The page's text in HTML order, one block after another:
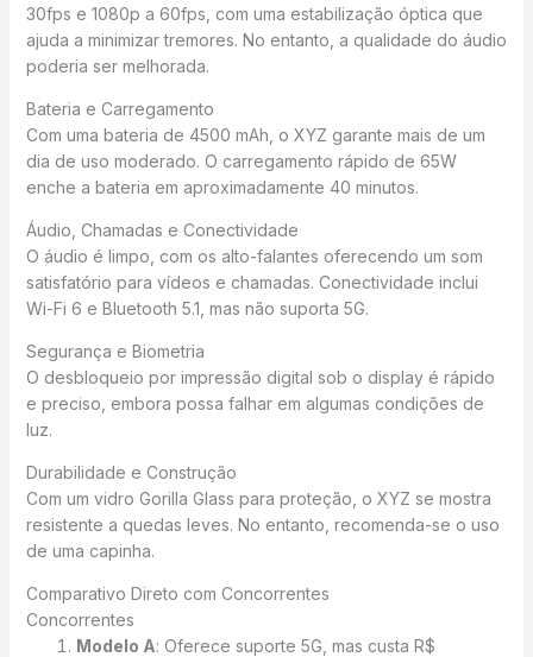
30fps e 1080p a 60fps, com uma estabilização óptica que
ajuda a minimizar tremores. No entanto, a qualidade do áudio
poderia ser melhorada.
Bateria e Carregamento
Com uma bateria de 4500 mAh, o XYZ garante mais de um
dia de uso moderado. O carregamento rápido de 65W
enche a bateria em aproximadamente 40 minutos.
Áudio, Chamadas e Conectividade
O áudio é limpo, com os alto-falantes oferecendo um som
satisfatório para vídeos e chamadas. Conectividade inclui
Wi-Fi 6 e Bluetooth 5.1, mas não suporta 5G.
Segurança e Biometria
O desbloqueio por impressão digital sob o display é rápido
e preciso, embora possa falhar em algumas condições de
luz.
Durabilidade e Construção
Com um vidro Gorilla Glass para proteção, o XYZ se mostra
resistente a quedas leves. No entanto, recomenda-se o uso
de uma capinha.
Comparativo Direto com Concorrentes
Concorrentes
Modelo A: Oferece suporte 5G, mas custa R$